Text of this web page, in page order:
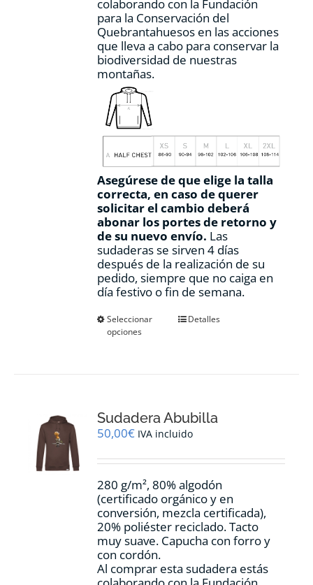
colaborando con la Fundación
para la Conservación del
Quebrantahuesos en las acciones
que lleva a cabo para conservar la
biodiversidad de nuestras
montañas.
Asegúrese de que elige la talla
correcta, en caso de querer
solicitar el cambio deberá
abonar los portes de retorno y
de su nuevo envío. Las
sudaderas se sirven 4 días
después de la realización de su
pedido, siempre que no caiga en
día festivo o fin de semana.
Seleccionar
opciones
Este
se
pueden
en
página
de
producto
Detalles
Sudadera Abubilla
50,00€ IVA incluido
280 g/m², 80% algodón
(certificado orgánico y en
conversión, mezcla certificada),
20% poliéster reciclado. Tacto
muy suave. Capucha con forro y
con cordón.
Al comprar esta sudadera estás